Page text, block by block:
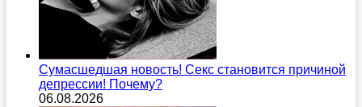
Сумасшедшая новость! Секс становится причиной
депрессии! Почему?
06.08.2026